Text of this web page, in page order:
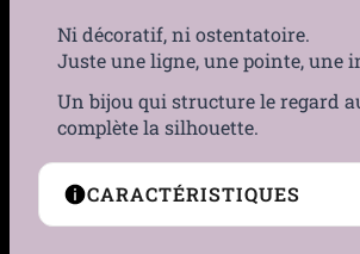
Ni décoratif, ni ostentatoire.
Juste une ligne, une pointe, une
Un bijou qui structure le regard
complète la silhouette.
CARACTÉRISTIQUES